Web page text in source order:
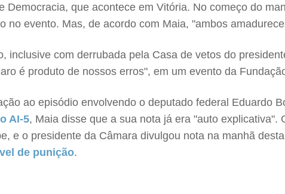
Democracia, que acontece em Vitória. No começo do
evento. Mas, de acordo com Maia, "ambos
inclusive com derrubada pela Casa de vetos do
é produto de nossos erros", em um evento da
ao episódio envolvendo o deputado federal Eduardo
AI-5, Maia disse que a sua nota já era "auto
e o presidente da Câmara divulgou nota na manhã
de punição.